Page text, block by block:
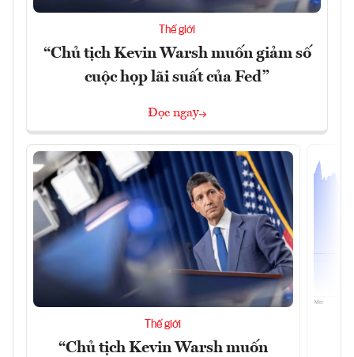
Thế giới
“Chủ tịch Kevin Warsh muốn giảm số
cuộc họp lãi suất của Fed”
Đọc ngay
Thế giới
“Chủ tịch Kevin Warsh muốn